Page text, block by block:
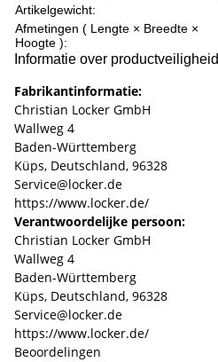
Artikelgewicht:
Afmetingen ( Lengte × Breedte ×
Hoogte ):
Informatie over productveiligheid
Fabrikantinformatie:
Christian Locker GmbH
Wallweg 4
Baden-Württemberg
Küps, Deutschland, 96328
Service@locker.de
https://www.locker.de/
Verantwoordelijke persoon:
Christian Locker GmbH
Wallweg 4
Baden-Württemberg
Küps, Deutschland, 96328
Service@locker.de
https://www.locker.de/
Beoordelingen